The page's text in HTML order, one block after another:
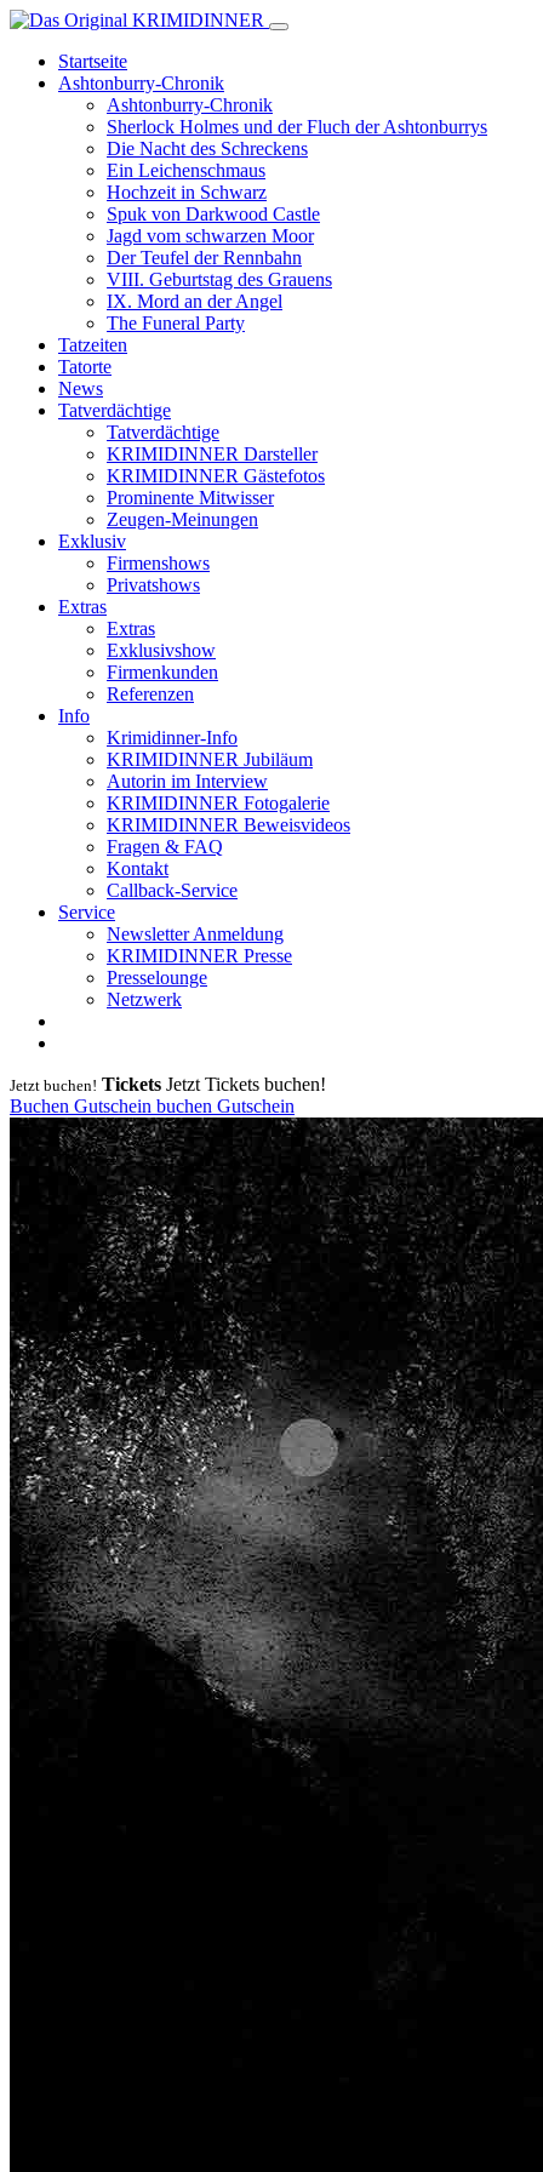
Startseite
Ashtonburry-Chronik
Ashtonburry-Chronik
Sherlock Holmes und der Fluch der Ashtonburrys
Die Nacht des Schreckens
Ein Leichenschmaus
Hochzeit in Schwarz
Spuk von Darkwood Castle
Jagd vom schwarzen Moor
Der Teufel der Rennbahn
VIII. Geburtstag des Grauens
IX. Mord an der Angel
The Funeral Party
Tatzeiten
Tatorte
News
Tatverdächtige
Tatverdächtige
KRIMIDINNER Darsteller
KRIMIDINNER Gästefotos
Prominente Mitwisser
Zeugen-Meinungen
Exklusiv
Firmenshows
Privatshows
Extras
Extras
Exklusivshow
Firmenkunden
Referenzen
Info
Krimidinner-Info
KRIMIDINNER Jubiläum
Autorin im Interview
KRIMIDINNER Fotogalerie
KRIMIDINNER Beweisvideos
Fragen & FAQ
Kontakt
Callback-Service
Service
Newsletter Anmeldung
KRIMIDINNER Presse
Presselounge
Netzwerk
Jetzt buchen! Tickets Jetzt Tickets buchen!
Buchen Gutschein buchen Gutschein